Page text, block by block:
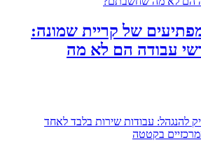
של קריית שמונה:
דורשי עבודה הם לא מה